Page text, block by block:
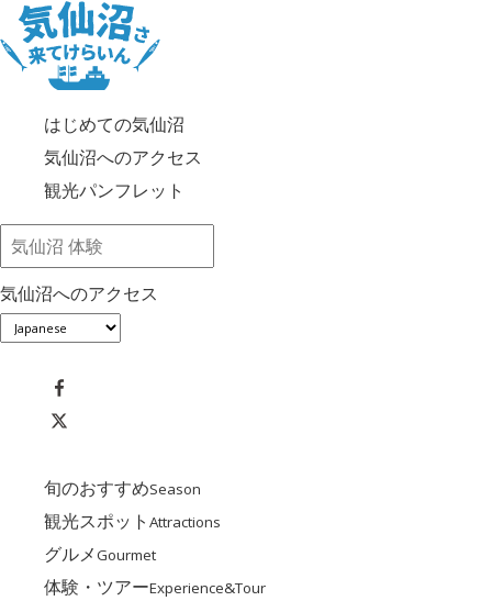
はじめての気仙沼
気仙沼へのアクセス
観光パンフレット
気仙沼へのアクセス
旬のおすすめSeason
観光スポット Attractions
グルメGourmet
体験・ツアーExperience&Tour